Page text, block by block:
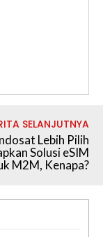
SELANJUTNYA
Lebih Pilih
Solusi eSIM
M2M, Kenapa?